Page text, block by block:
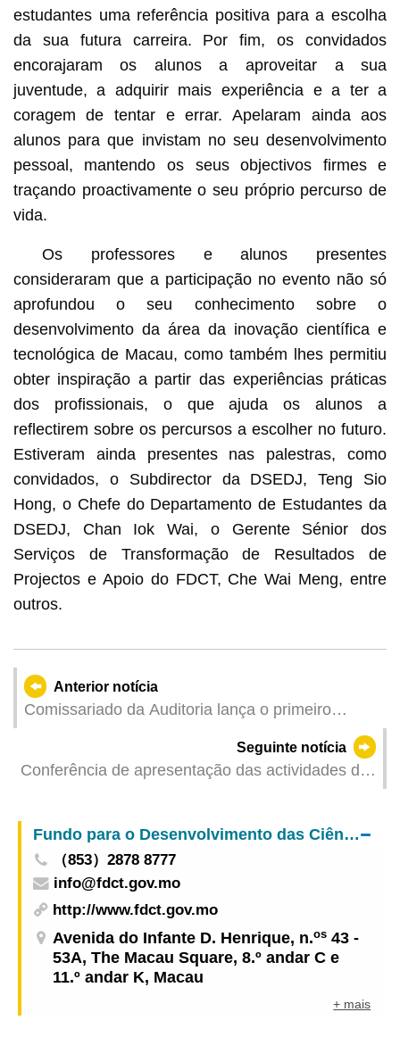
estudantes uma referência positiva para a escolha
da sua futura carreira. Por fim, os convidados
encorajaram os alunos a aproveitar a sua
juventude, a adquirir mais experiência e a ter a
coragem de tentar e errar. Apelaram ainda aos
alunos para que invistam no seu desenvolvimento
pessoal, mantendo os seus objectivos firmes e
traçando proactivamente o seu próprio percurso de
vida.
Os professores e alunos presentes
consideraram que a participação no evento não só
aprofundou o seu conhecimento sobre o
desenvolvimento da área da inovação científica e
tecnológica de Macau, como também lhes permitiu
obter inspiração a partir das experiências práticas
dos profissionais, o que ajuda os alunos a
reflectirem sobre os percursos a escolher no futuro.
Estiveram ainda presentes nas palestras, como
convidados, o Subdirector da DSEDJ, Teng Sio
Hong, o Chefe do Departamento de Estudantes da
DSEDJ, Chan Iok Wai, o Gerente Sénior dos
Serviços de Transformação de Resultados de
Projectos e Apoio do FDCT, Che Wai Meng, entre
outros.
Anterior notícia
Comissariado da Auditoria lança o primeiro
Seguinte notícia
Conferência de apresentação das actividades do
Fundo para o Desenvolvimento das Ciências e da Tecnologia
（853）2878 8777
info@fdct.gov.mo
http://www.fdct.gov.mo
Avenida do Infante D. Henrique, n.os 43 -
53A, The Macau Square, 8.º andar C e
11.º andar K, Macau
+ mais